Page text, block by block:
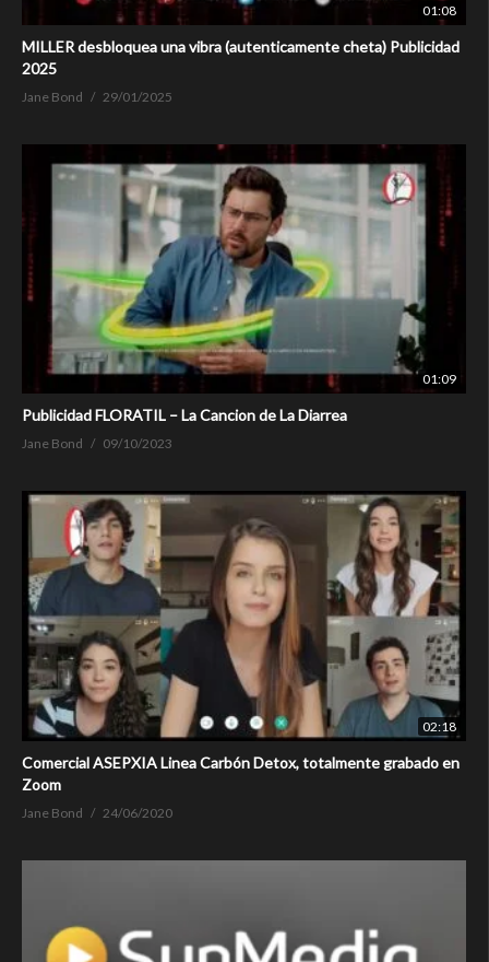
01:08
MILLER desbloquea una vibra (autenticamente cheta) Publicidad
2025
Jane Bond 29/01/2025
01:09
Publicidad FLORATIL – La Cancion de La Diarrea
Jane Bond 09/10/2023
02:18
Comercial ASEPXIA Linea Carbón Detox, totalmente grabado en
Zoom
Jane Bond 24/06/2020